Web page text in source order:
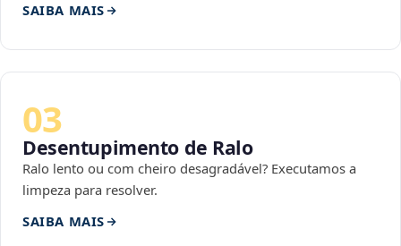
SAIBA MAIS
03
Desentupimento de Ralo
Ralo lento ou com cheiro desagradável? Executamos a
limpeza para resolver.
SAIBA MAIS